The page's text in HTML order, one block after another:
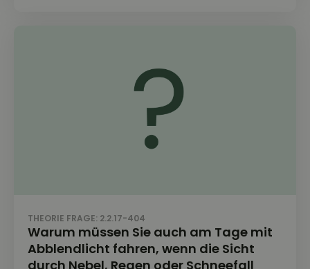
THEORIE FRAGE: 2.2.17-404
Warum müssen Sie auch am Tage mit
Abblendlicht fahren, wenn die Sicht
durch Nebel, Regen oder Schneefall